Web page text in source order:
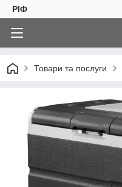
РІФ
Товари та послуги